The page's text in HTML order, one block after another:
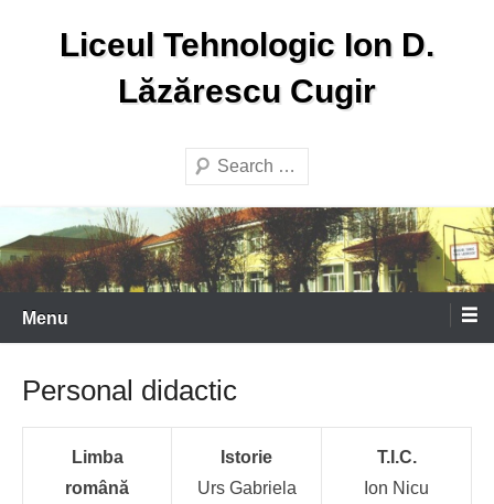
Liceul Tehnologic Ion D.
Lăzărescu Cugir
Search
Menu
Personal didactic
Limba
română
Istorie
Urs Gabriela
T.I.C.
Ion Nicu